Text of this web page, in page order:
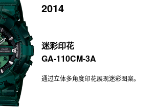
2014
迷彩印花
GA-110CM-3A
通过立体多角度印花展现迷彩图案。